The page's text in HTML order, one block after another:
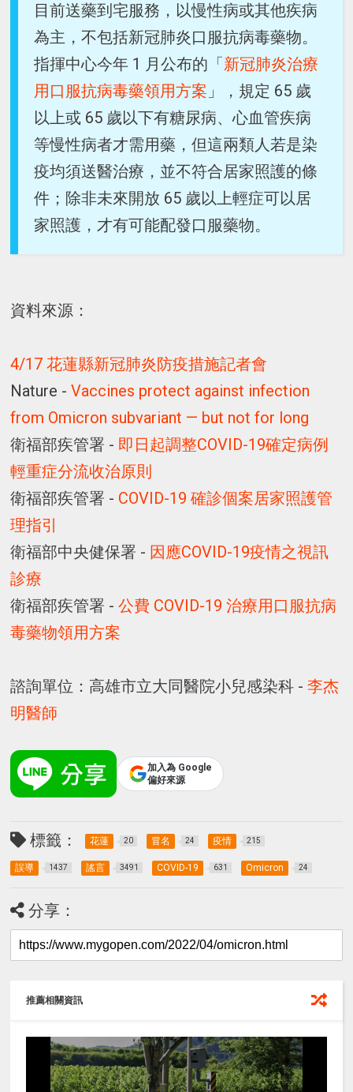
目前送藥到宅服務，以慢性病或其他疾病
為主，不包括新冠肺炎口服抗病毒藥物。
指揮中心今年 1 月公布的「新冠肺炎治療
用口服抗病毒藥領用方案 」，規定 65 歲
以上或 65 歲以下有糖尿病、心血管疾病
等慢性病者才需用藥，但這兩類人若是染
疫均須送醫治療，並不符合居家照護的條
件；除非未來開放 65 歲以上輕症可以居
家照護，才有可能配發口服藥物。
資料來源：
4/17 花蓮縣新冠肺炎防疫措施記者會
Nature - Vaccines protect against infection
from Omicron subvariant — but not for long
衛福部疾管署 - 即日起調整COVID-19確定病例
輕重症分流收治原則
衛福部疾管署 - COVID-19 確診個案居家照護管
理指引
衛福部中央健保署 - 因應COVID-19疫情之視訊
診療
衛福部疾管署 - 公費 COVID-19 治療用口服抗病
毒藥物領用方案
諮詢單位：高雄市立大同醫院小兒感染科 -李杰
明醫師
加入為 Google
偏好來源
標籤： 花蓮 20 冒名 24 疫情 215
誤導 1437 謠言 3491 COVID-19 631 Omicron 24
分享：
推薦相關資訊